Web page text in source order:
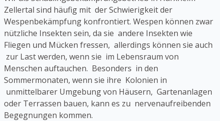
Zellertal sind häufig mit der Schwierigkeit der
Wespenbekämpfung konfrontiert. Wespen können zwar
nützliche Insekten sein, da sie andere Insekten wie
Fliegen und Mücken fressen, allerdings können sie auch
zur Last werden, wenn sie im Lebensraum von
Menschen auftauchen. Besonders in den
Sommermonaten, wenn sie ihre Kolonien in
unmittelbarer Umgebung von Häusern, Gartenanlagen
oder Terrassen bauen, kann es zu nervenaufreibenden
Begegnungen kommen.